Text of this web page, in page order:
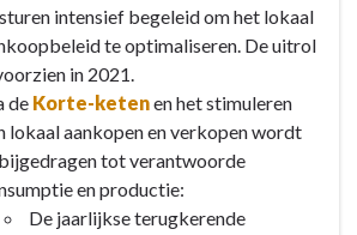
intensief begeleid om het lokaal
te optimaliseren. De uitrol
in 2021.
de Korte-ketenen het stimuleren
lokaal aankopen en verkopen wordt
tot verantwoorde
en productie:
De jaarlijkse terugkerende